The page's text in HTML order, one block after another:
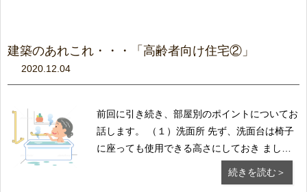
建築のあれこれ・・・「高齢者向け住宅②」
2020.12.04
前回に引き続き、部屋別のポイントについてお
話します。 （１）洗面所 先ず、洗面台は椅子
に座っても使用できる高さにしておき ましょ
う。収納スペースは、常に手の届く範囲内で計
続きを読む＞